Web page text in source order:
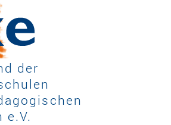
der
e.V.